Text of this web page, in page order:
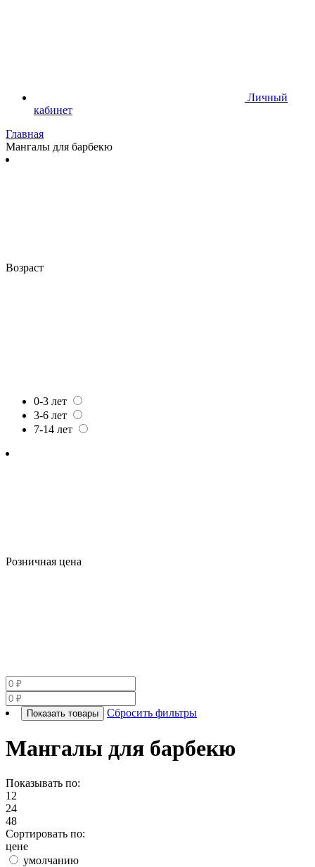
Личный
кабинет
Главная
Мангалы для барбекю
Возраст
0-3 лет
3-6 лет
7-14 лет
Розничная цена
Показать товары Сбросить фильтры
Мангалы для барбекю
Показывать по:
12
24
48
Сортировать по:
цене
умолчанию